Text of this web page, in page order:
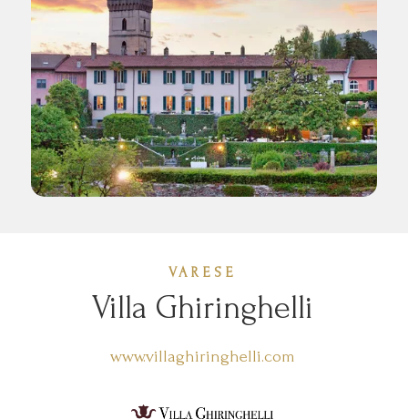
VARESE
Villa Ghiringhelli
www.villaghiringhelli.com